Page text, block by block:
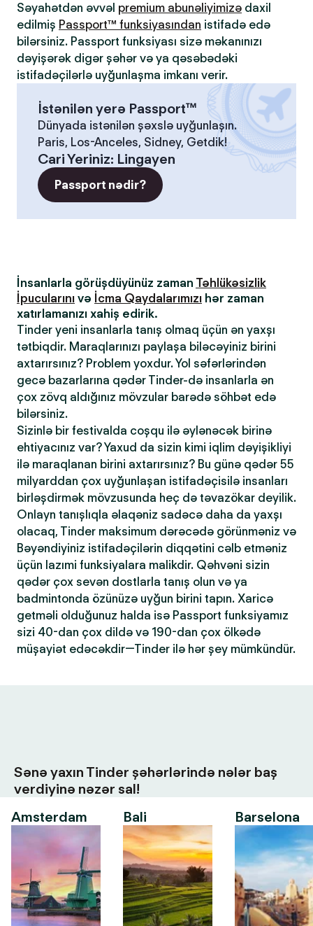
Səyahətdən əvvəl premium abunəliyimizə daxil
edilmiş Passport™ funksiyasından istifadə edə
bilərsiniz. Passport funksiyası sizə məkanınızı
dəyişərək digər şəhər və ya qəsəbədəki
istifadəçilərlə uyğunlaşma imkanı verir.
İstənilən yerə Passport™
Dünyada istənilən şəxslə uyğunlaşın.
Paris, Los-Anceles, Sidney, Getdik!
Cari Yeriniz: Lingayen
Passport nədir?
İnsanlarla görüşdüyünüz zaman Təhlükəsizlik
İpucularını və İcma Qaydalarımızı hər zaman
xatırlamanızı xahiş edirik.
Tinder yeni insanlarla tanış olmaq üçün ən yaxşı
tətbiqdir. Maraqlarınızı paylaşa biləcəyiniz birini
axtarırsınız? Problem yoxdur. Yol səfərlərindən
gecə bazarlarına qədər Tinder-də insanlarla ən
çox zövq aldığınız mövzular barədə söhbət edə
bilərsiniz.
Sizinlə bir festivalda coşqu ilə əylənəcək birinə
ehtiyacınız var? Yaxud da sizin kimi iqlim dəyişikliyi
ilə maraqlanan birini axtarırsınız? Bu günə qədər 55
milyarddan çox uyğunlaşan istifadəçisilə insanları
birləşdirmək mövzusunda heç də təvazökar deyilik.
Onlayn tanışlıqla əlaqəniz sadəcə daha da yaxşı
olacaq, Tinder maksimum dərəcədə görünməniz və
Bəyəndiyiniz istifadəçilərin diqqətini cəlb etməniz
üçün lazımi funksiyalara malikdir. Qəhvəni sizin
qədər çox sevən dostlarla tanış olun və ya
badmintonda özünüzə uyğun birini tapın. Xaricə
getməli olduğunuz halda isə Passport funksiyamız
sizi 40-dan çox dildə və 190-dan çox ölkədə
müşayiət edəcəkdir—Tinder ilə hər şey mümkündür.
Sənə yaxın Tinder şəhərlərində nələr baş
verdiyinə nəzər sal!
Amsterdam
Bali Barselona